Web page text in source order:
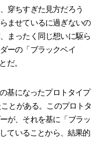
穿ちすぎた見方だろう
ませているに過ぎないの
まったく同じ想いに駆ら
ーの「ブラックベイ
だ。
基になったプロトタイプ
とがある。このプロトタ
が、それを基に「ブラッ
ていることから、結果的